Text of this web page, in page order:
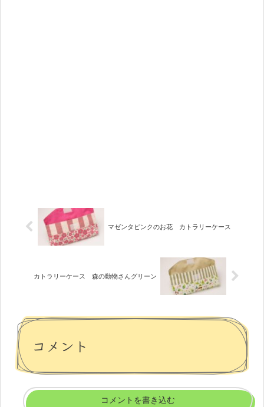
マゼンタピンクのお花 カトラリーケース
カトラリーケース 森の動物さんグリーン
コメント
コメントを書き込む